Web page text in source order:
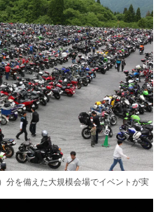
分を備えた大規模会場でイベントが実